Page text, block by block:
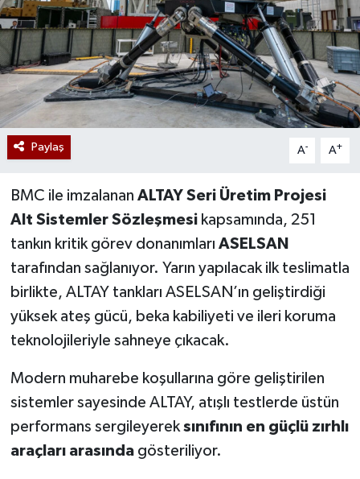
Paylaş A- A+
BMC ile imzalanan ALTAY Seri Üretim Projesi
Alt Sistemler Sözleşmesikapsamında, 251
tankın kritik görev donanımları ASELSAN
tarafından sağlanıyor. Yarın yapılacak ilk teslimatla
birlikte, ALTAY tankları ASELSAN’ın geliştirdiği
yüksek ateş gücü, beka kabiliyeti ve ileri koruma
teknolojileriyle sahneye çıkacak.
Modern muharebe koşullarına göre geliştirilen
sistemler sayesinde ALTAY, atışlı testlerde üstün
performans sergileyerek sınıfının en güçlü zırhlı
araçları arasındagösteriliyor.